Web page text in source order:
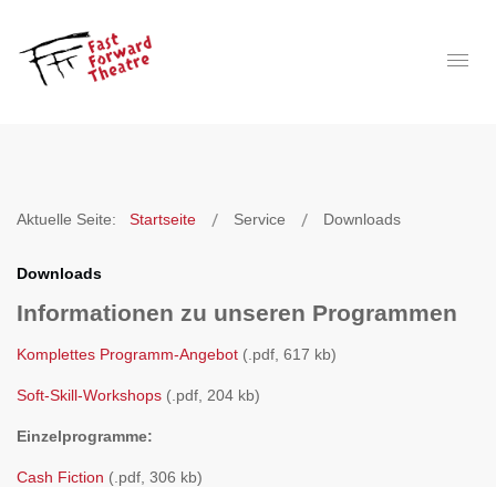
Aktuelle Seite: Startseite Service Downloads
Downloads
Informationen zu unseren Programmen
Komplettes Programm-Angebot (.pdf, 617 kb)
Soft-Skill-Workshops (.pdf, 204 kb)
Einzelprogramme:
Cash Fiction (.pdf, 306 kb)